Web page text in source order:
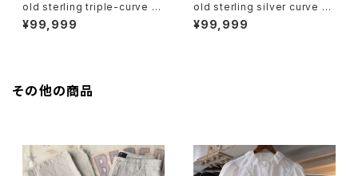
old sterling triple-curve sil
ver Ring
¥99,999
old sterling silver curve Ri
ng
¥99,999
その他の商品